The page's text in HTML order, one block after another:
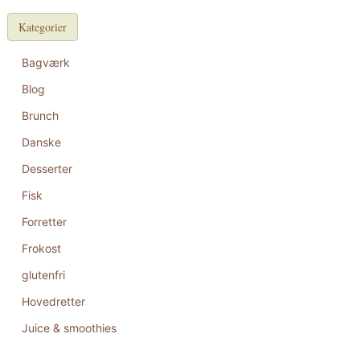
Kategorier
Bagværk
Blog
Brunch
Danske
Desserter
Fisk
Forretter
Frokost
glutenfri
Hovedretter
Juice & smoothies